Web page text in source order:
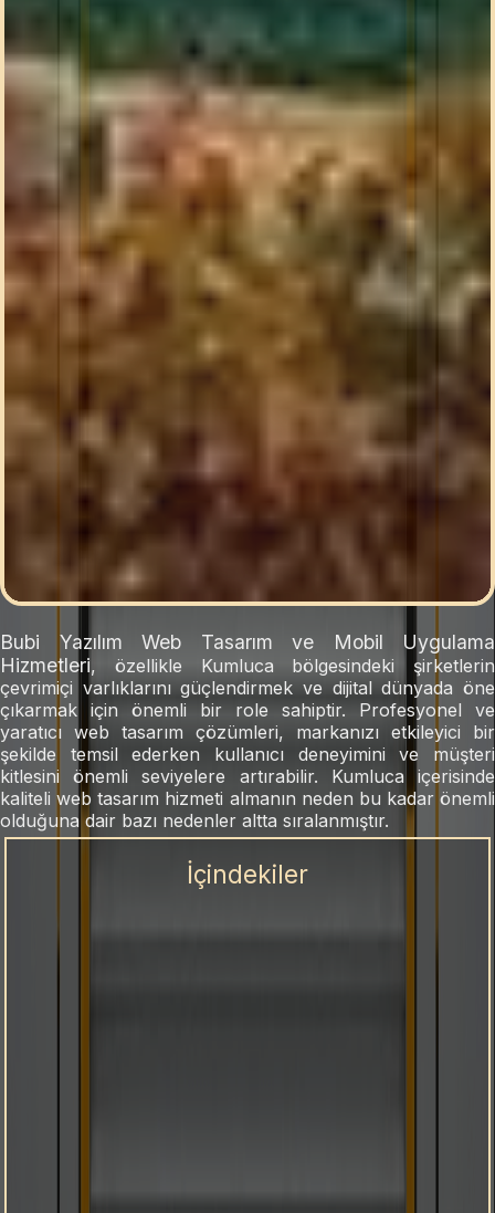
Bubi Yazılım Web Tasarım ve Mobil Uygulama
Hizmetleri, özellikle Kumluca bölgesindeki şirketlerin
çevrimiçi varlıklarını güçlendirmek ve dijital dünyada öne
çıkarmak için önemli bir role sahiptir. Profesyonel ve
yaratıcı web tasarım çözümleri, markanızı etkileyici bir
şekilde temsil ederken kullanıcı deneyimini ve müşteri
kitlesini önemli seviyelere artırabilir. Kumluca
içerisinde
kaliteli web tasarım hizmeti almanın neden bu kadar önemli
olduğuna dair bazı nedenler altta sıralanmıştır.
İçindekiler